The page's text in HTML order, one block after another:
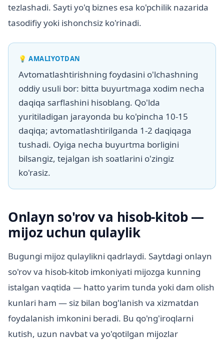
tezlashadi. Sayti yo'q biznes esa ko'pchilik nazarida
tasodifiy yoki ishonchsiz ko'rinadi.
💡AMALIYOTDAN
Avtomatlashtirishning foydasini o'lchashning
oddiy usuli bor: bitta buyurtmaga xodim necha
daqiqa sarflashini hisoblang. Qo'lda
yuritiladigan jarayonda bu ko'pincha 10-15
daqiqa; avtomatlashtirilganda 1-2 daqiqaga
tushadi. Oyiga necha buyurtma borligini
bilsangiz, tejalgan ish soatlarini o'zingiz
ko'rasiz.
Onlayn so'rov va hisob-kitob —
mijoz uchun qulaylik
Bugungi mijoz qulaylikni qadrlaydi. Saytdagi onlayn
so'rov va hisob-kitob imkoniyati mijozga kunning
istalgan vaqtida — hatto yarim tunda yoki dam olish
kunlari ham — siz bilan bog'lanish va xizmatdan
foydalanish imkonini beradi. Bu qo'ng'iroqlarni
kutish, uzun navbat va yo'qotilgan mijozlar